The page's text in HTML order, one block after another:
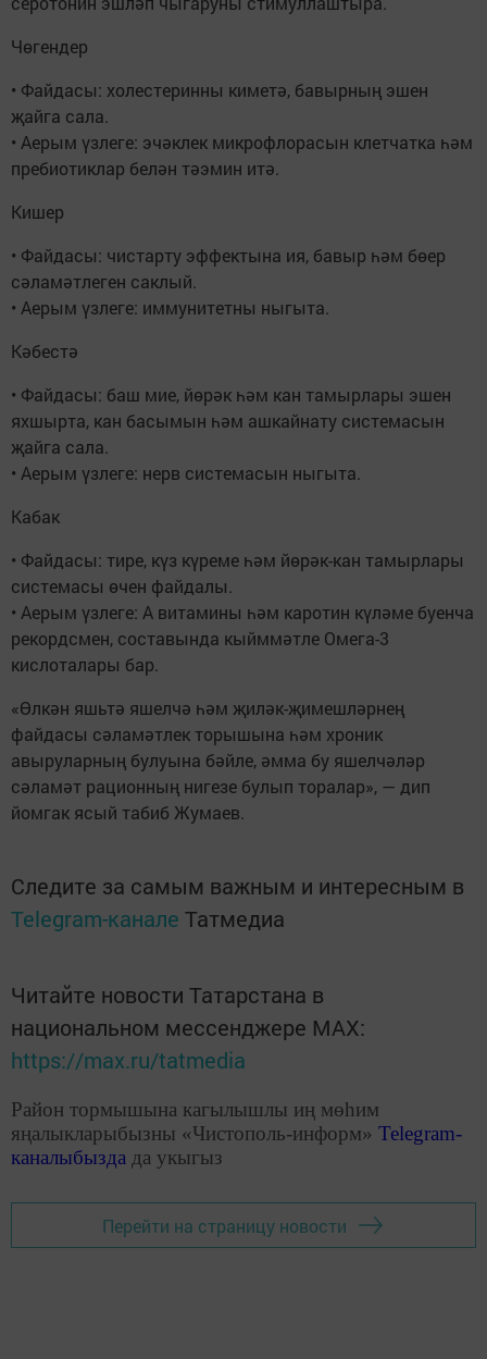
Чөгендер
• Файдасы: холестеринны киметә, бавырның эшен
җайга сала.
• Аерым үзлеге: эчәклек микрофлорасын клетчатка һәм
пребиотиклар белән тәэмин итә.
Кишер
• Файдасы: чистарту эффектына ия, бавыр һәм бөер
сәламәтлеген саклый.
• Аерым үзлеге: иммунитетны ныгыта.
Кәбестә
• Файдасы: баш мие, йөрәк һәм кан тамырлары эшен
яхшырта, кан басымын һәм ашкайнату системасын
җайга сала.
• Аерым үзлеге: нерв системасын ныгыта.
Кабак
• Файдасы: тире, күз күреме һәм йөрәк-кан тамырлары
системасы өчен файдалы.
• Аерым үзлеге: А витамины һәм каротин күләме буенча
рекордсмен, составында кыйммәтле Омега-3
кислоталары бар.
«Өлкән яшьтә яшелчә һәм җиләк-җимешләрнең
файдасы сәламәтлек торышына һәм хроник
авыруларның булуына бәйле, әмма бу яшелчәләр
сәламәт рационның нигезе булып торалар», — дип
йомгак ясый табиб Жумаев.
Следите за самым важным и интересным в
Telegram-канале Татмедиа
Читайте новости Татарстана в
национальном мессенджере MАХ:
https://max.ru/tatmedia
Район тормышына кагылышлы иң мөһим
яңалыкларыбызны «Чистополь-информ» Telegram-
каналыбызда да укыгыз
Перейти на страницу новости